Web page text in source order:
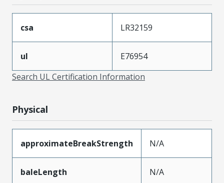
csa LR32159
ul
E76954
Search UL Certification Information
Physical
approximateBreakStrength N/A
baleLength N/A